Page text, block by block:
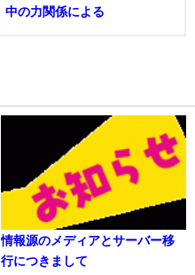
中の力関係による
情報源のメディアとサーバー移
行につきまして